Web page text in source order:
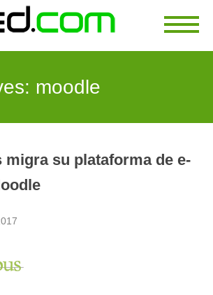
moodle
migra su plataforma de e-